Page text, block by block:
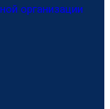
организации